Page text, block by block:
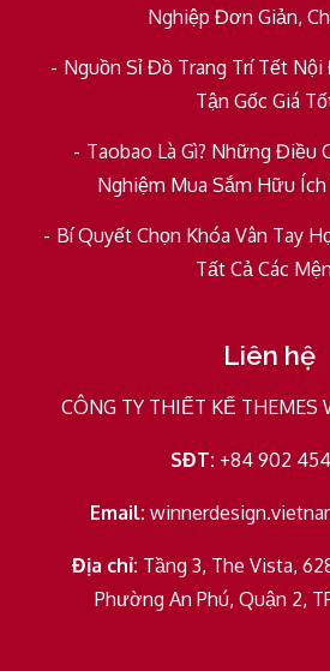
Nghiệp Đơn Giản,
Nguồn Sỉ Đồ Trang Trí Tết
Tận Gốc Giá
Taobao Là Gì? Những Điều
Nghiệm Mua Sắm Hữu
Bí Quyết Chọn Khóa Vân Tay
Tất Cả Các
Liên hệ
CÔNG TY THIẾT KẾ THEMES
SĐT: +84 902
Email:
Địa chỉ: Tầng 3, The Vista,
Phường An Phú, Quận 2,